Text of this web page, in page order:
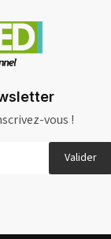
vous !
Valider